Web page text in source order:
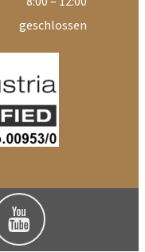
geschlossen